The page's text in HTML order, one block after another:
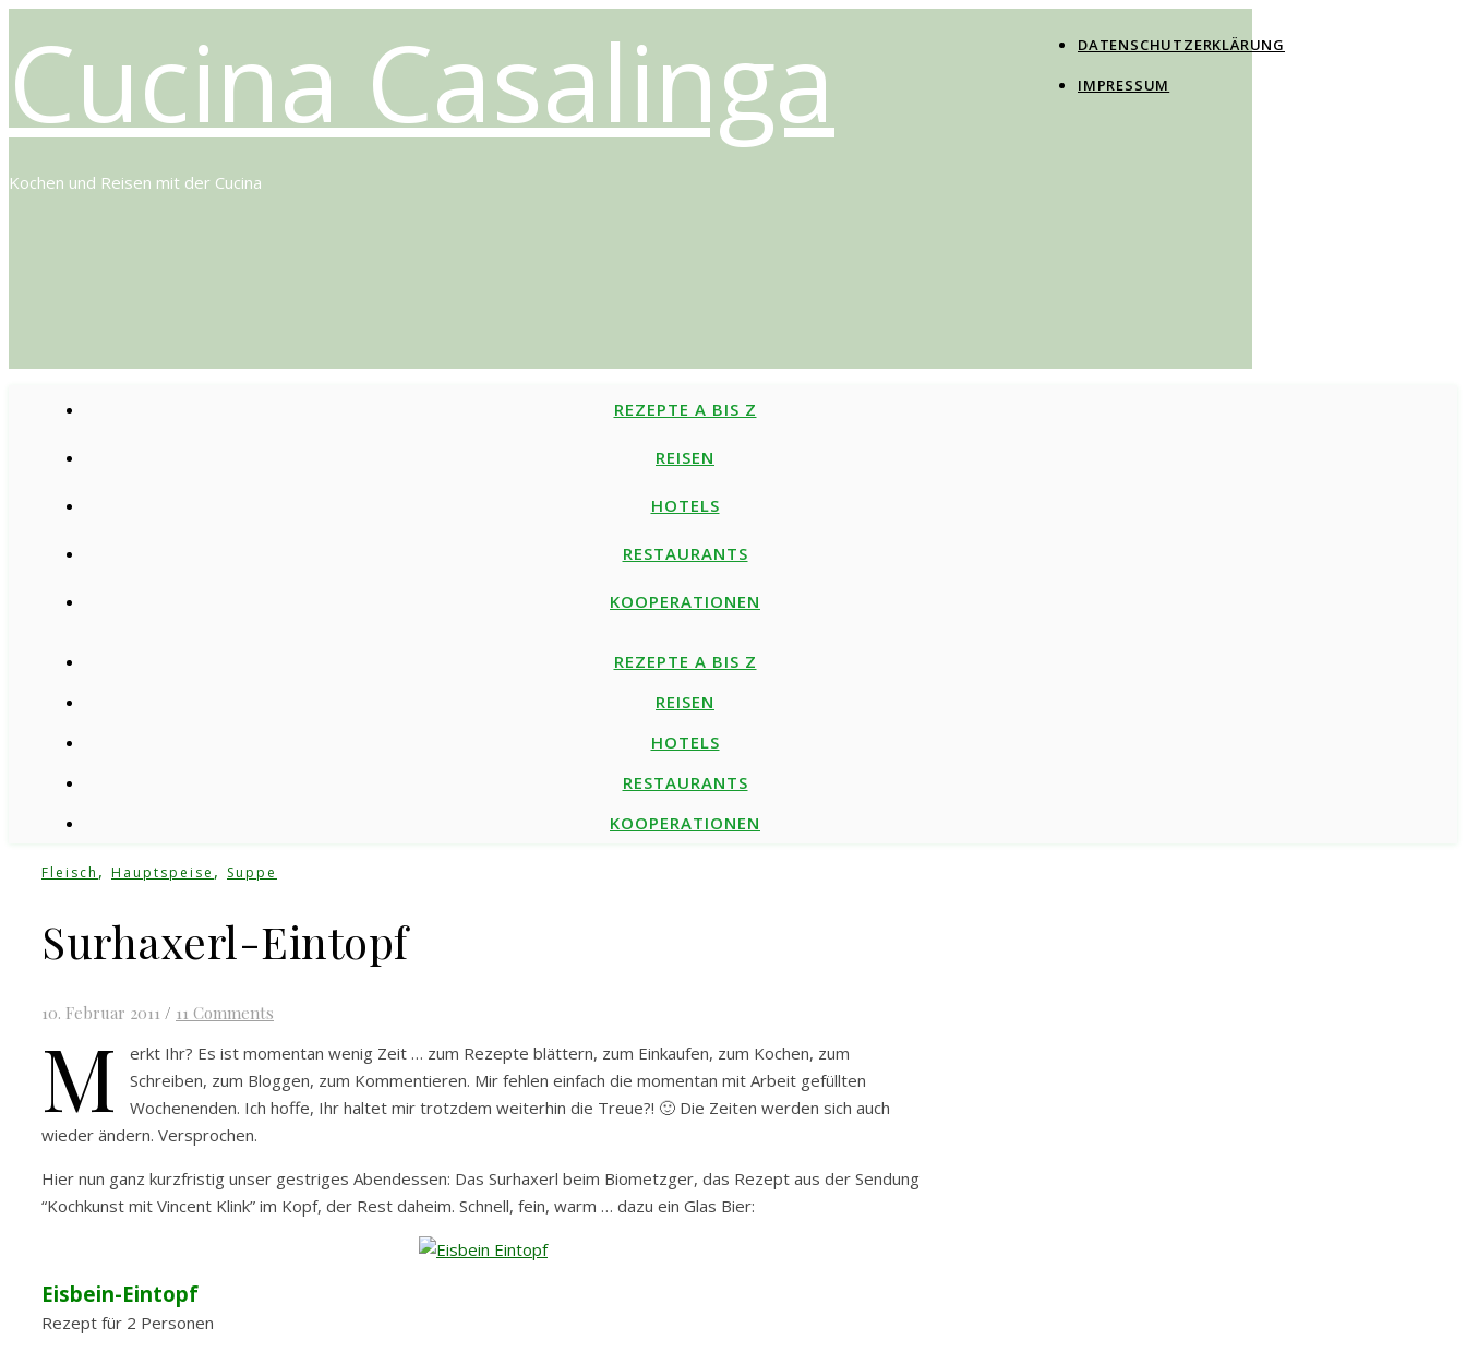
DATENSCHUTZERKLÄRUNG
IMPRESSUM
Cucina Casalinga
Kochen und Reisen mit der Cucina
REZEPTE A BIS Z
REISEN
HOTELS
RESTAURANTS
KOOPERATIONEN
REZEPTE A BIS Z
REISEN
HOTELS
RESTAURANTS
KOOPERATIONEN
Fleisch , Hauptspeise , Suppe
Surhaxerl-Eintopf
10. Februar 2011 / 11 Comments
M
erkt Ihr? Es ist momentan wenig Zeit … zum Rezepte blättern, zum Einkaufen, zum Kochen, zum
Schreiben, zum Bloggen, zum Kommentieren. Mir fehlen einfach die momentan mit Arbeit gefüllten
Wochenenden. Ich hoffe, Ihr haltet mir trotzdem weiterhin die Treue?! 🙂 Die Zeiten werden sich auch
wieder ändern. Versprochen.
Hier nun ganz kurzfristig unser gestriges Abendessen: Das Surhaxerl beim Biometzger, das Rezept aus der Sendung
“Kochkunst mit Vincent Klink” im Kopf, der Rest daheim. Schnell, fein, warm … dazu ein Glas Bier:
Eisbein-Eintopf
Rezept für 2 Personen